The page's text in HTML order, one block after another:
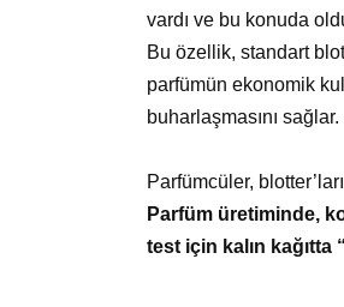
vardı ve bu konuda
Bu özellik, standart
parfümün ekonomik
buharlaşmasını sağlar.
Parfümcüler,
Parfüm üretiminde,
test için kalın kağıtta